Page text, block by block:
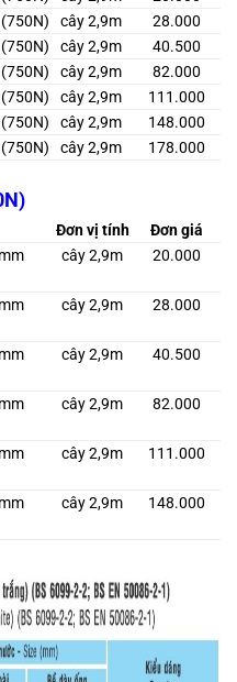
cây 2,9m
28.000
cây 2,9m
40.500
cây 2,9m
82.000
cây 2,9m
111.000
cây 2,9m
148.000
cây 2,9m 178.000
Đơn vị tính
Đơn giá
cây 2,9m 20.000
cây 2,9m 28.000
cây 2,9m 40.500
cây 2,9m 82.000
cây 2,9m 111.000
cây 2,9m 148.000